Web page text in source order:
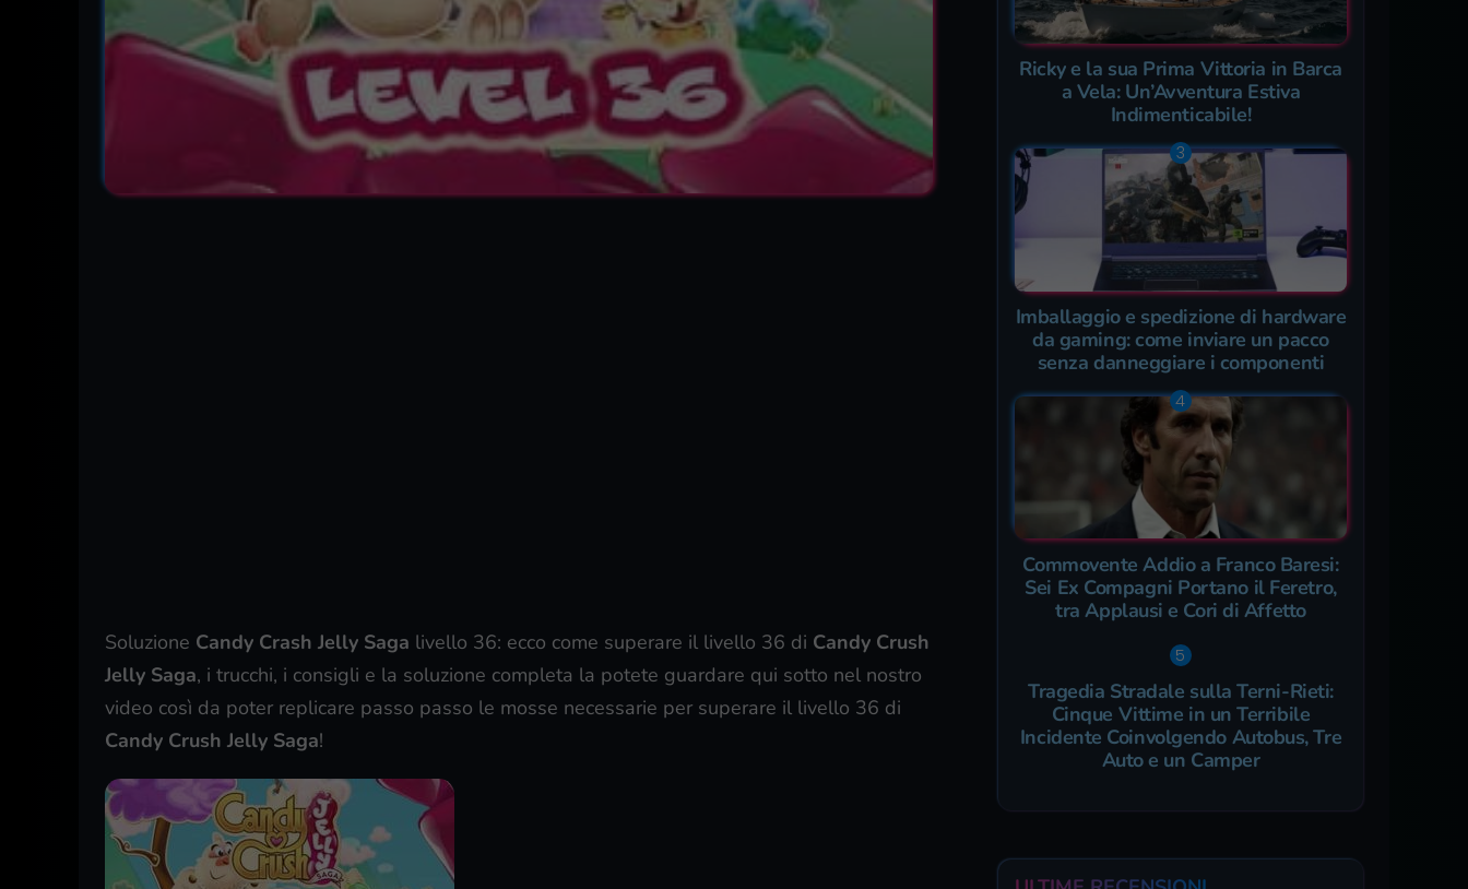
Soluzione Candy Crash Jelly Saga livello 36: ecco come superare il livello 36 di Candy Crush
Jelly Saga, i trucchi, i consigli e la soluzione completa la potete guardare qui sotto nel nostro
video così da poter replicare passo passo le mosse necessarie per superare il livello 36 di
Candy Crush Jelly Saga!
Ricky e la sua Prima Vittoria in Barca
a Vela: Un’Avventura Estiva
Indimenticabile!
Imballaggio e spedizione di hardware
da gaming: come inviare un pacco
senza danneggiare i componenti
Commovente Addio a Franco Baresi:
Sei Ex Compagni Portano il Feretro,
tra Applausi e Cori di Affetto
Tragedia Stradale sulla Terni-Rieti:
Cinque Vittime in un Terribile
Incidente Coinvolgendo Autobus, Tre
Auto e un Camper